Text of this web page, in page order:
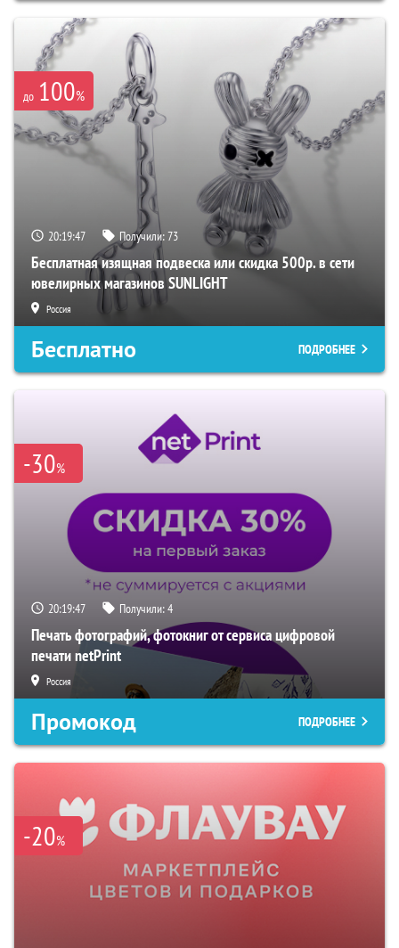
до 100%
20:19:46 Получили:73
Бесплатная изящная подвеска или скидка 500р. в сети
ювелирных магазинов SUNLIGHT
Россия
Бесплатно ПОДРОБНЕЕ
-30%
20:19:46 Получили:4
Печать фотографий, фотокниг от сервиса цифровой
печати netPrint
Россия
Промокод ПОДРОБНЕЕ
-20%